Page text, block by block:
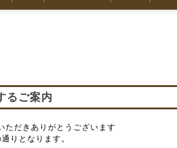
るご案内
ただきありがとうございます
りとなります。